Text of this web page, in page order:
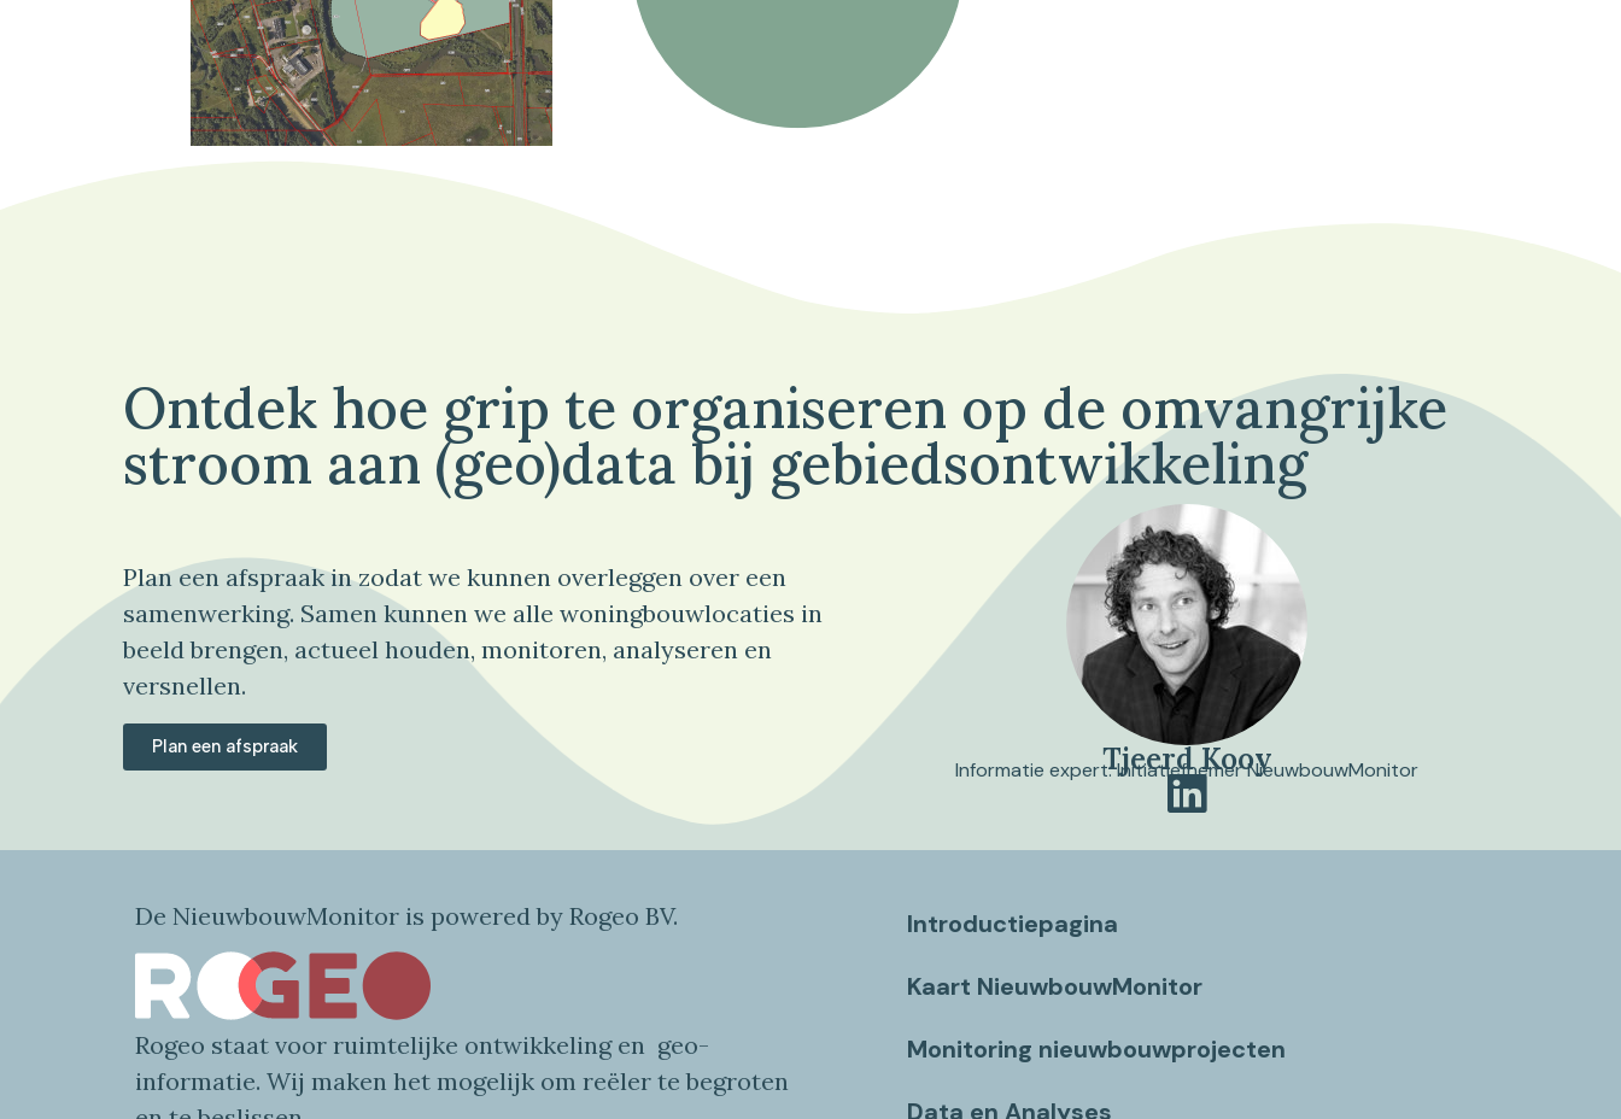
Ontdek hoe grip te organiseren op de omvangrijke
stroom aan (geo)data bij gebiedsontwikkeling
Plan een afspraak in zodat we kunnen overleggen over een
samenwerking. Samen kunnen we alle woningbouwlocaties in
beeld brengen, actueel houden, monitoren, analyseren en
versnellen.
Plan een afspraak Tjeerd Kooy
Informatie expert. Initiatiefnemer NieuwbouwMonitor
De NieuwbouwMonitor is powered by Rogeo BV.
Rogeo staat voor ruimtelijke ontwikkeling en geo-
informatie. Wij maken het mogelijk om reëler te begroten
Introductiepagina
Kaart NieuwbouwMonitor
Monitoring nieuwbouwprojecten
Data en Analyses